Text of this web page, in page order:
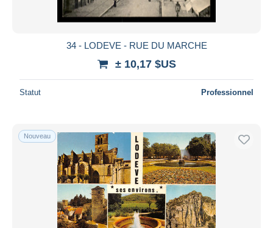
34 - LODEVE - RUE DU MARCHE
± 10,17 $US
Statut Professionnel
Nouveau